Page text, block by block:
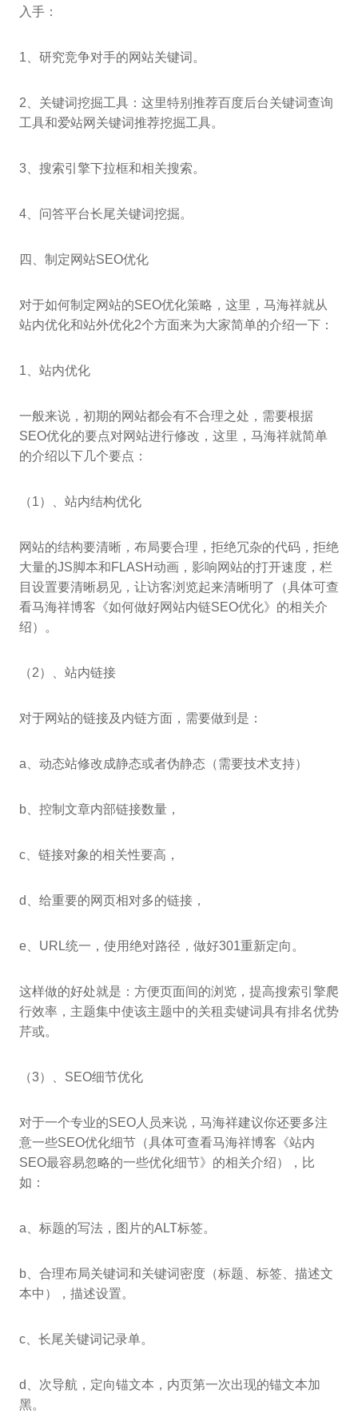
入手：
1、研究竞争对手的网站关键词。
2、关键词挖掘工具：这里特别推荐百度后台关键词查询
工具和爱站网关键词推荐挖掘工具。
3、搜索引擎下拉框和相关搜索。
4、问答平台长尾关键词挖掘。
四、制定网站SEO优化
对于如何制定网站的SEO优化策略，这里，马海祥就从
站内优化和站外优化2个方面来为大家简单的介绍一下：
1、站内优化
一般来说，初期的网站都会有不合理之处，需要根据
SEO优化的要点对网站进行修改，这里，马海祥就简单
的介绍以下几个要点：
（1）、站内结构优化
网站的结构要清晰，布局要合理，拒绝冗杂的代码，拒绝
大量的JS脚本和FLASH动画，影响网站的打开速度，栏
目设置要清晰易见，让访客浏览起来清晰明了（具体可查
看马海祥博客《如何做好网站内链SEO优化》的相关介
绍）。
（2）、站内链接
对于网站的链接及内链方面，需要做到是：
a、动态站修改成静态或者伪静态（需要技术支持）
b、控制文章内部链接数量，
c、链接对象的相关性要高，
d、给重要的网页相对多的链接，
e、URL统一，使用绝对路径，做好301重新定向。
这样做的好处就是：方便页面间的浏览，提高搜索引擎爬
行效率，主题集中使该主题中的关租卖键词具有排名优势
芹或。
（3）、SEO细节优化
对于一个专业的SEO人员来说，马海祥建议你还要多注
意一些SEO优化细节（具体可查看马海祥博客《站内
SEO最容易忽略的一些优化细节》的相关介绍），比
如：
a、标题的写法，图片的ALT标签。
b、合理布局关键词和关键词密度（标题、标签、描述文
本中），描述设置。
c、长尾关键词记录单。
d、次导航，定向锚文本，内页第一次出现的锚文本加
黑。